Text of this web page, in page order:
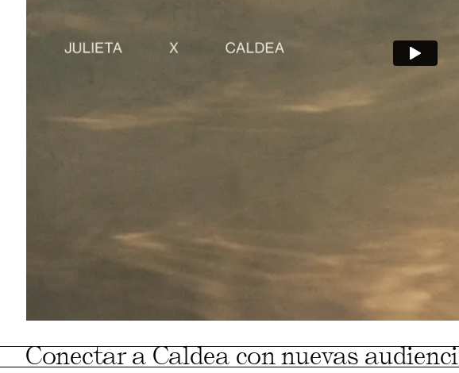
Conectar a Caldea con nuevas